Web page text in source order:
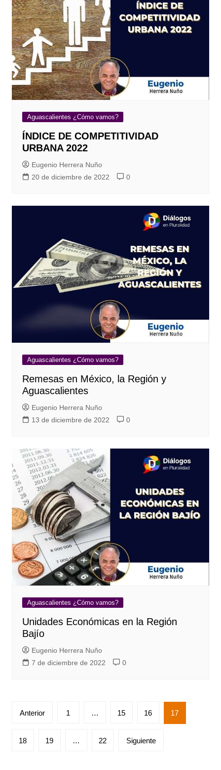
Aguascalientes ¿Cómo vamos?
ÍNDICE DE COMPETITIVIDAD
URBANA 2022
Eugenio Herrera Nuño
20 de diciembre de 2022
0
Aguascalientes ¿Cómo vamos?
Remesas en México, la Región y
Aguascalientes
Eugenio Herrera Nuño
13 de diciembre de 2022
0
Aguascalientes ¿Cómo vamos?
Unidades Económicas en la Región
Bajío
Eugenio Herrera Nuño
7 de diciembre de 2022
0
Paginación
entradas
Anterior 1 … 15 16 17
18 19 … 22 Siguiente